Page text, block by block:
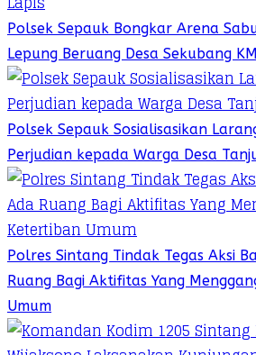
Polsek Sepauk Bongkar Arena
Lepung Beruang Desa Sekubang
Polsek Sepauk Sosialisasikan
Perjudian kepada Warga Desa
Polres Sintang Tindak Tegas Aksi
Ruang Bagi Aktifitas Yang
Umum